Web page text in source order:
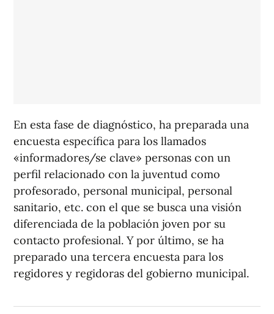
En esta fase de diagnóstico, ha preparada una
encuesta específica para los llamados
«informadores/se clave» personas con un
perfil relacionado con la juventud como
profesorado, personal municipal, personal
sanitario, etc. con el que se busca una visión
diferenciada de la población joven por su
contacto profesional. Y por último, se ha
preparado una tercera encuesta para los
regidores y regidoras del gobierno municipal.